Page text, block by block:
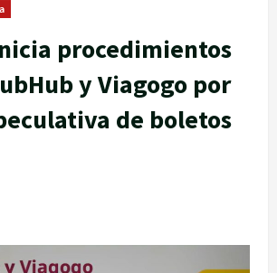
procedimientos
y Viagogo por
de boletos